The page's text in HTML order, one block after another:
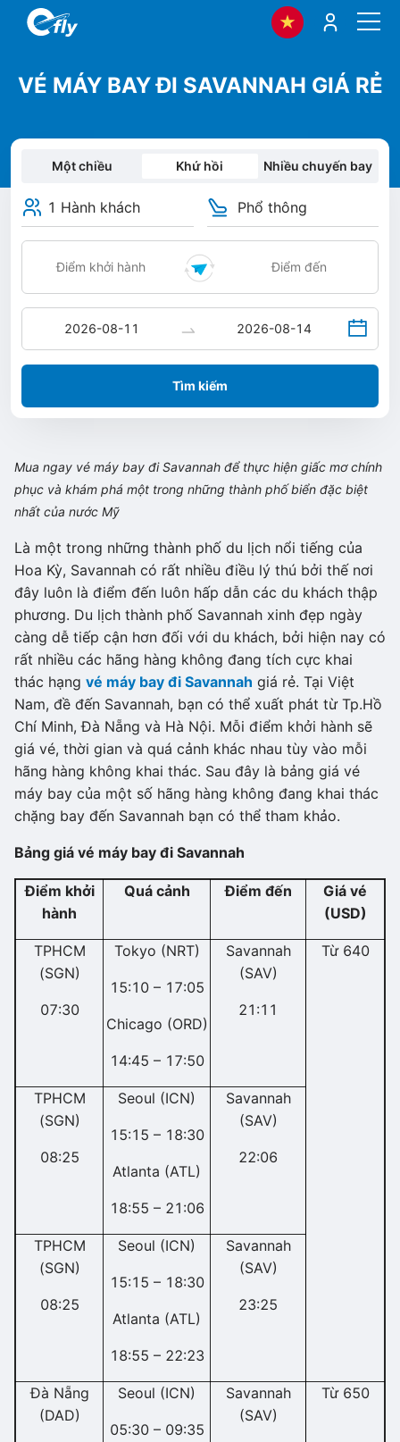
VÉ MÁY BAY ĐI SAVANNAH GIÁ RẺ
Một chiều Khứ hồi Nhiều chuyến bay
1 Hành khách Phổ thông
Tìm kiếm
Mua ngay vé máy bay đi Savannah để thực hiện giấc mơ chính
phục và khám phá một trong những thành phố biển đặc biệt
nhất của nước Mỹ
Là một trong những thành phố du lịch nổi tiếng của
Hoa Kỳ, Savannah có rất nhiều điều lý thú bởi thế nơi
đây luôn là điểm đến luôn hấp dẫn các du khách thập
phương. Du lịch thành phố Savannah xinh đẹp ngày
càng dễ tiếp cận hơn đối với du khách, bởi hiện nay có
rất nhiều các hãng hàng không đang tích cực khai
thác hạng vé máy bay đi Savannah giá rẻ. Tại Việt
Nam, đề đến Savannah, bạn có thể xuất phát từ Tp.Hồ
Chí Minh, Đà Nẵng và Hà Nội. Mỗi điểm khởi hành sẽ
giá vé, thời gian và quá cảnh khác nhau tùy vào mỗi
hãng hàng không khai thác. Sau đây là bảng giá vé
máy bay của một số hãng hàng không đang khai thác
chặng bay đến Savannah bạn có thể tham khảo.
Bảng giá vé máy bay đi Savannah
Điểm khởi
hành
Quá cảnh Điểm đến
Giá vé
(USD)
TPHCM
(SGN)
07:30
Tokyo (NRT)
15:10 – 17:05
Chicago (ORD)
14:45 – 17:50
Savannah
(SAV)
21:11
Từ 640
TPHCM
(SGN)
08:25
Seoul (ICN)
15:15 – 18:30
Atlanta (ATL)
18:55 – 21:06
Savannah
(SAV)
22:06
TPHCM
(SGN)
08:25
Seoul (ICN)
15:15 – 18:30
Atlanta (ATL)
18:55 – 22:23
Savannah
(SAV)
23:25
Đà Nẵng
(DAD)
Seoul (ICN)
05:30 – 09:35
Savannah
(SAV)
Từ 650